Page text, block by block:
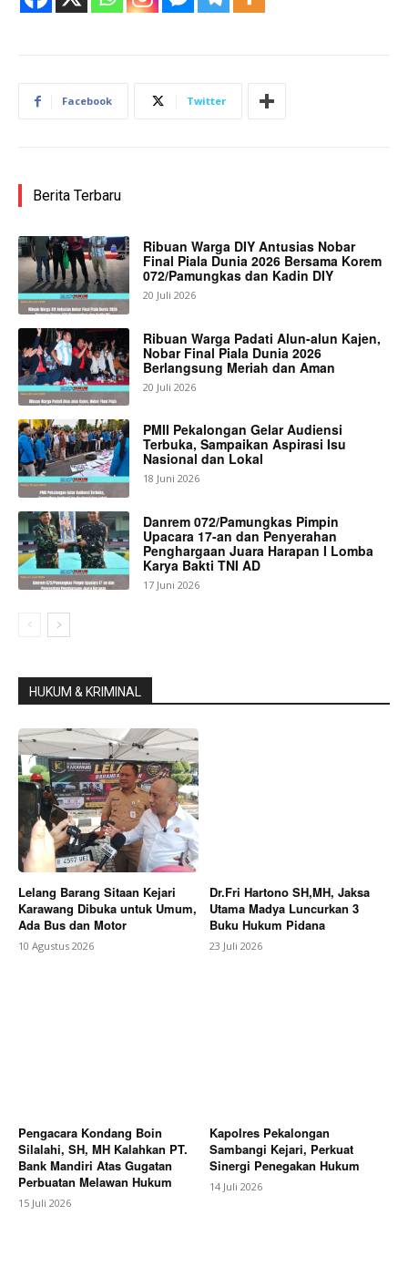
Facebook Twitter
Berita Terbaru
Ribuan Warga DIY Antusias Nobar
Final Piala Dunia 2026 Bersama Korem
072/Pamungkas dan Kadin DIY
20 Juli 2026
Ribuan Warga Padati Alun-alun Kajen,
Nobar Final Piala Dunia 2026
Berlangsung Meriah dan Aman
20 Juli 2026
PMII Pekalongan Gelar Audiensi
Terbuka, Sampaikan Aspirasi Isu
Nasional dan Lokal
18 Juni 2026
Danrem 072/Pamungkas Pimpin
Upacara 17-an dan Penyerahan
Penghargaan Juara Harapan I Lomba
Karya Bakti TNI AD
17 Juni 2026
HUKUM & KRIMINAL
Lelang Barang Sitaan Kejari
Karawang Dibuka untuk Umum,
Ada Bus dan Motor
10 Agustus 2026
Dr.Fri Hartono SH,MH, Jaksa
Utama Madya Luncurkan 3
Buku Hukum Pidana
23 Juli 2026
Pengacara Kondang Boin
Silalahi, SH, MH Kalahkan PT.
Bank Mandiri Atas Gugatan
Perbuatan Melawan Hukum
15 Juli 2026
Kapolres Pekalongan
Sambangi Kejari, Perkuat
Sinergi Penegakan Hukum
14 Juli 2026